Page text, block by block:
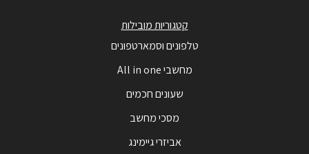
קטגוריות מובילות
טלפונים וסמארטפונים
מחשבי All in one
שעונים חכמים
מסכי מחשב
אביזרי גיימינג